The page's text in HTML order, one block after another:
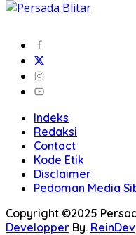
Indeks
Redaksi
Contact
Kode Etik
Disclaimer
Pedoman Media
Copyright ©2025
Developper By. ReinDev